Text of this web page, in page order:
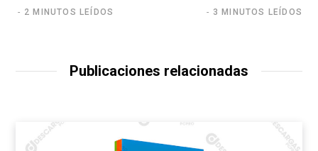
2 MINUTOS LEÍDOS 3 MINUTOS LEÍDOS
Publicaciones relacionadas